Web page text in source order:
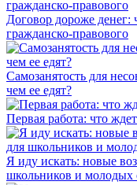
Договор дороже денег:
гражданско-правового
Самозанятость для
чем ее едят?
Первая работа: что
Я иду искать: новые
школьников и молодых